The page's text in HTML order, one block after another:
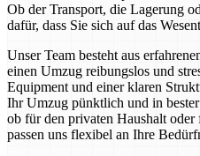
Ob der Transport, die Lagerung
dafür, dass Sie sich auf das
Unser Team besteht aus
einen Umzug reibungslos und
Equipment und einer klaren
Ihr Umzug pünktlich und in
ob für den privaten Haushalt
passen uns flexibel an Ihre